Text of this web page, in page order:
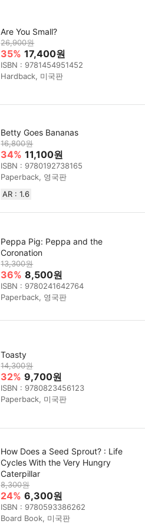
Are You Small?
26,900원
35% 17,400원
ISBN : 9781454951452
Hardback, 미국판
Betty Goes Bananas
16,800원
34% 11,100원
ISBN : 9780192738165
Paperback, 영국판
AR : 1.6
Peppa Pig: Peppa and the
Coronation
13,300원
36% 8,500원
ISBN : 9780241642764
Paperback, 영국판
Toasty
14,300원
32% 9,700원
ISBN : 9780823456123
Paperback, 미국판
How Does a Seed Sprout? : Life
Cycles With the Very Hungry
Caterpillar
8,300원
24% 6,300원
ISBN : 9780593386262
Board Book, 미국판